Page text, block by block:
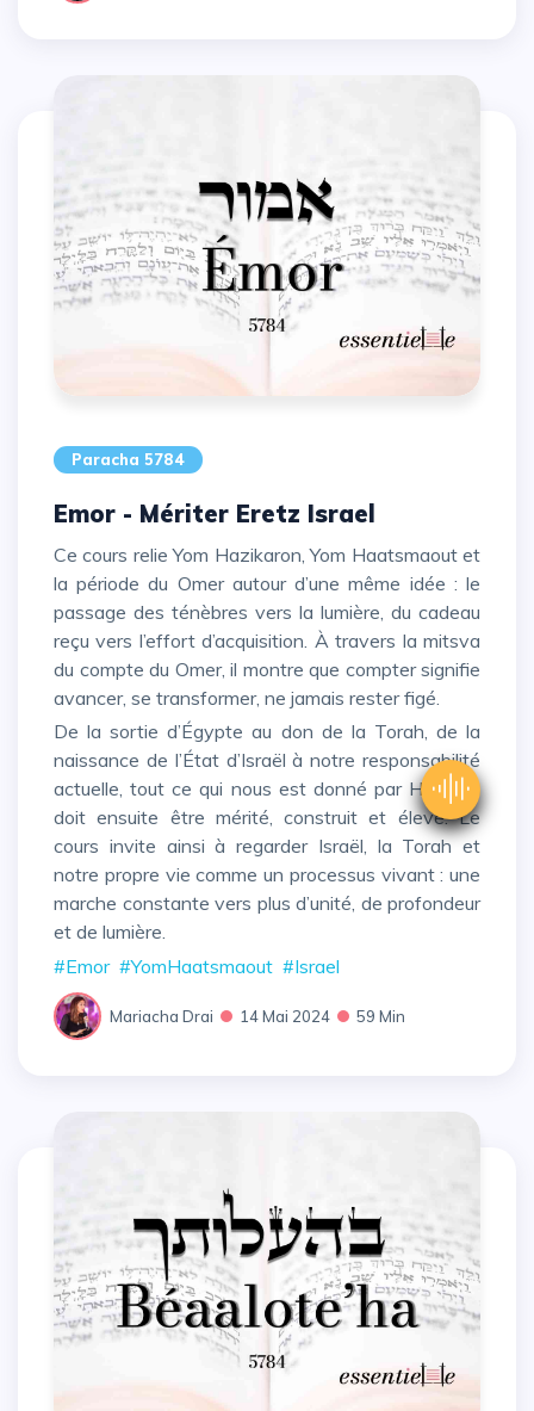
Paracha 5784
Emor - Mériter Eretz Israel
Ce cours relie Yom Hazikaron, Yom Haatsmaout et
la période du Omer autour d’une même idée : le
passage des ténèbres vers la lumière, du cadeau
reçu vers l’effort d’acquisition. À travers la mitsva
du compte du Omer, il montre que compter signifie
avancer, se transformer, ne jamais rester figé.
De la sortie d’Égypte au don de la Torah, de la
naissance de l’État d’Israël à notre responsabilité
actuelle, tout ce qui nous est donné par Hachem
doit ensuite être mérité, construit et élevé. Le
cours invite ainsi à regarder Israël, la Torah et
notre propre vie comme un processus vivant : une
marche constante vers plus d’unité, de profondeur
et de lumière.
#Emor #YomHaatsmaout #Israel
Mariacha Drai 14 Mai 2024 59 Min